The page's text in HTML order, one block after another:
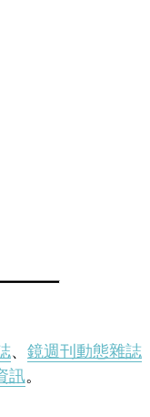
、 鏡週刊動態雜誌
訊。